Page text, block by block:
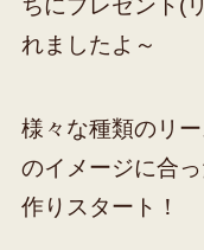
ちにプレゼント(
れましたよ～
様々な種類のリ
のイメージに合
作りスタート！